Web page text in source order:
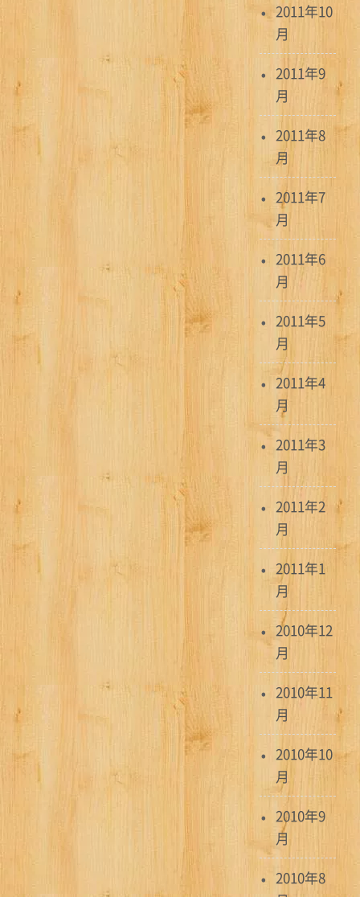
2011年10
月
2011年9
月
2011年8
月
2011年7
月
2011年6
月
2011年5
月
2011年4
月
2011年3
月
2011年2
月
2011年1
月
2010年12
月
2010年11
月
2010年10
月
2010年9
月
2010年8